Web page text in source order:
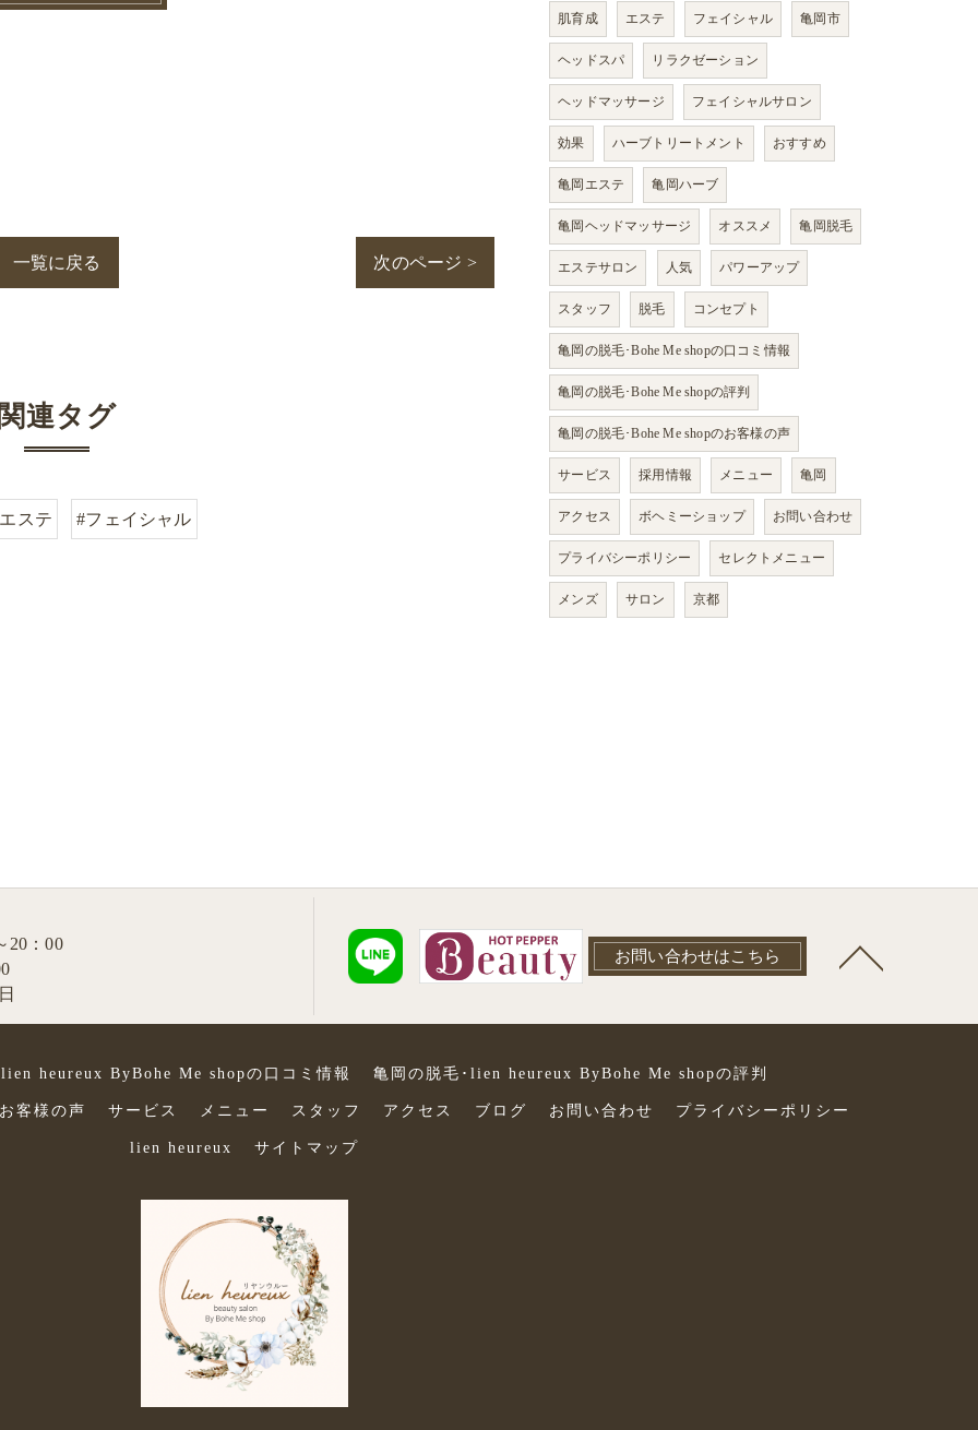
一覧に戻る 次のページ >
関連タグ
ステ #フェイシャル
肌育成 エステ フェイシャル 亀岡市
ヘッドスパ リラクゼーション
ヘッドマッサージ フェイシャルサロン
効果 ハーブトリートメント おすすめ
亀岡エステ 亀岡ハーブ
亀岡ヘッドマッサージ オススメ 亀岡脱毛
エステサロン 人気 パワーアップ
スタッフ 脱毛 コンセプト
亀岡の脱毛･Bohe Me shopの口コミ情報
亀岡の脱毛･Bohe Me shopの評判
亀岡の脱毛･Bohe Me shopのお客様の声
サービス 採用情報 メニュー 亀岡
アクセス ボヘミーショップ お問い合わせ
プライバシーポリシー セレクトメニュー
メンズ サロン 京都
20：00
お問い合わせはこちら
heureux ByBohe Me shopの口コミ情報 亀岡の脱毛･lien heureux ByBohe Me shopの評判
客様の声 サービス メニュー スタッフ アクセス ブログ お問い合わせ プライバシーポリシー
lien heureux サイトマップ